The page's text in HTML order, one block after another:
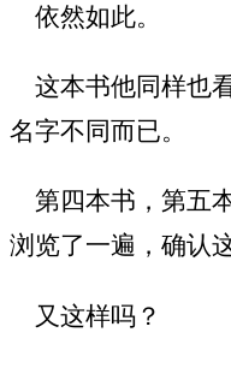
依然如此。
这本书他同样也
名字不同而已。
第四本书，第五
浏览了一遍，确认
又这样吗？